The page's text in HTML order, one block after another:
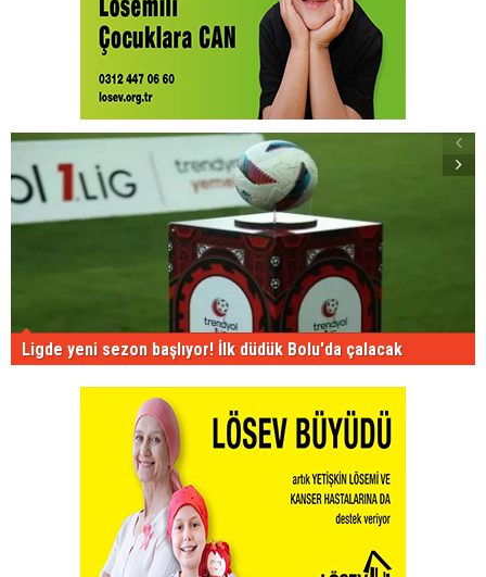
Ligde yeni sezon başlıyor! İlk düdük Bolu'da çalacak